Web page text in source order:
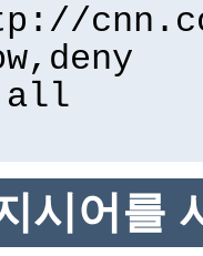
all
시어를